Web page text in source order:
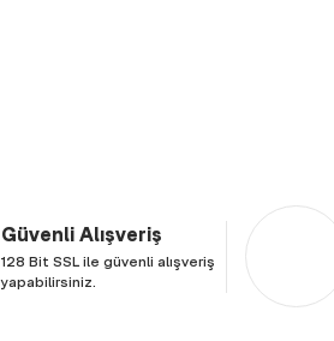
Güvenli Alışveriş
128 Bit SSL ile güvenli alışveriş
yapabilirsiniz.